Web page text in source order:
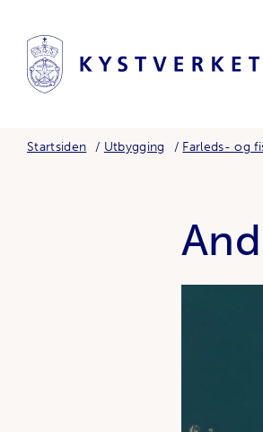
Startsiden Utbygging Farleds- og